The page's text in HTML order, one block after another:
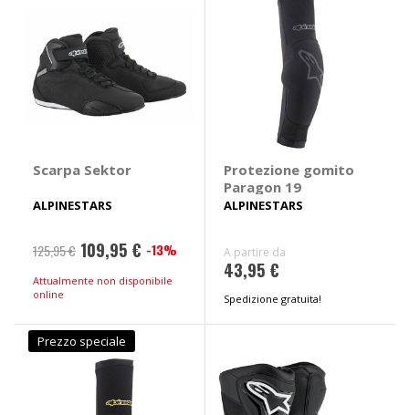
Scarpa Sektor
ALPINESTARS
125,95 € 109,95 € -13%
Attualmente non disponibile
online
Protezione gomito
Paragon 19
ALPINESTARS
A partire da
43,95 €
Spedizione gratuita!
Prezzo speciale